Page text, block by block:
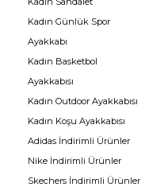
Kadın Günlük Spor
Ayakkabı
Kadın Basketbol
Ayakkabısı
Kadın Outdoor Ayakkabısı
Kadın Koşu Ayakkabısı
Adidas İndirimli Ürünler
Nike İndirimli Ürünler
Skechers İndirimli Ürünler